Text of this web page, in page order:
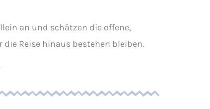
an und schätzen die offene,
Reise hinaus bestehen bleiben.